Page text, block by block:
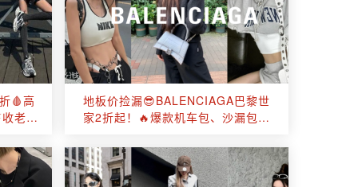
🩸高
老爹
地板价捡漏😎BALENCIAGA巴黎世
家2折起！🔥爆款机车包、沙漏包、